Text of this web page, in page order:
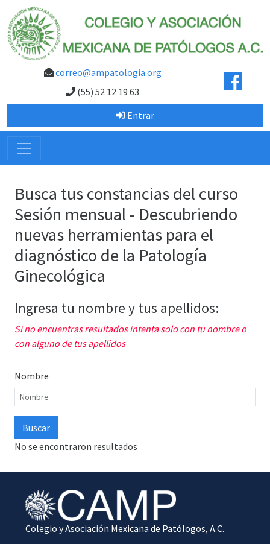
correo@ampatologia.org
(55) 52 12 19 63
Entrar
Busca tus constancias del curso
Sesión mensual - Descubriendo
nuevas herramientas para el
diagnóstico de la Patología
Ginecológica
Ingresa tu nombre y tus apellidos:
Si no encuentras resultados intenta solo con tu nombre o
con alguno de tus apellidos
Nombre
No se encontraron resultados
Colegio y Asociación Mexicana de Patólogos, A.C.